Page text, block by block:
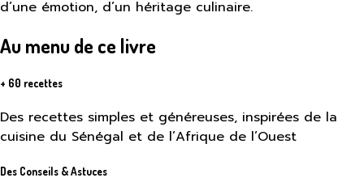
d’une émotion, d’un héritage culinaire.
Au menu de ce livre
+ 60 recettes
Des recettes simples et généreuses, inspirées de la
cuisine du Sénégal et de l’Afrique de l’Ouest
Des Conseils & Astuces